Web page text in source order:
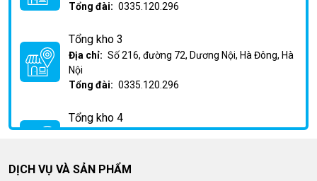
Tổng đài: 0335.120.296
Tổng kho 3
Địa chỉ: Số 216, đường 72, Dương Nội, Hà Đông, Hà
Nội
Tổng đài: 0335.120.296
Tổng kho 4
Địa chỉ: Km2 Phan Trọng Tuệ, Huỳnh Cung, Thanh
Tổng đài: 0335.120.296
DỊCH VỤ VÀ SẢN PHẨM